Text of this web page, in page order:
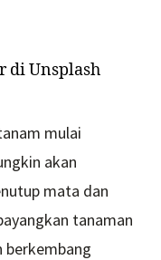
Tumbuh
Kokoh
mulai
akan
mata dan
tanaman